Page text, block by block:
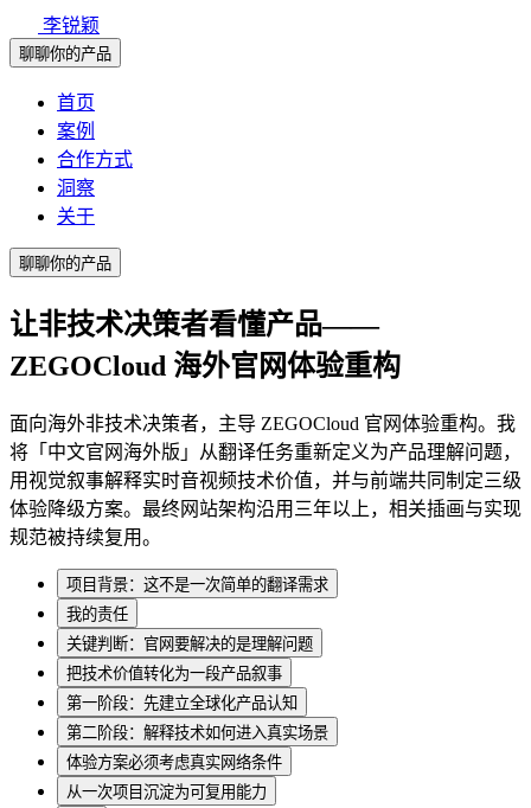
李锐颖
聊聊你的产品
首页
案例
合作方式
洞察
关于
聊聊你的产品
让非技术决策者看懂产品——
ZEGOCloud 海外官网体验重构
面向海外非技术决策者，主导 ZEGOCloud 官网体验重构。我
将「中文官网海外版」从翻译任务重新定义为产品理解问题，
用视觉叙事解释实时音视频技术价值，并与前端共同制定三级
体验降级方案。最终网站架构沿用三年以上，相关插画与实现
规范被持续复用。
项目背景：这不是一次简单的翻译需求
我的责任
关键判断：官网要解决的是理解问题
把技术价值转化为一段产品叙事
第一阶段：先建立全球化产品认知
第二阶段：解释技术如何进入真实场景
体验方案必须考虑真实网络条件
从一次项目沉淀为可复用能力